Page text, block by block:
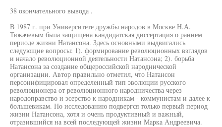
38 окончательного вывода .
В 1987 г. при Университете дружбы народов в Москве Н.А.
Тюкачевым была защищена кандидатская диссертация о раннем
периоде жизни Натансона. Здесь основными выдвигались
следующие вопросы: 1). формирование революционных взглядов
и начало революционной деятельности Натансона; 2). борьба
Натансона за создание общероссийской народнической
организации. Автор правильно отметил, что Натансон
персонифицировал определенный тип эволюции русского
революционера от революционного народничества через
народоправство и эсерство к народникам - коммунистам и далее к
большевикам. Но исследованию подвергся только первый период
жизни Натансона, хотя и очень продуктивный и важный,
отразившийся на всей последующей жизни Марка Андреевича.